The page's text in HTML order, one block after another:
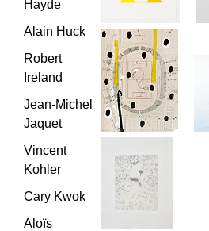
Hayde
Alain Huck
Robert
Ireland
Jean-Michel
Jaquet
Vincent
Kohler
Cary Kwok
Aloïs